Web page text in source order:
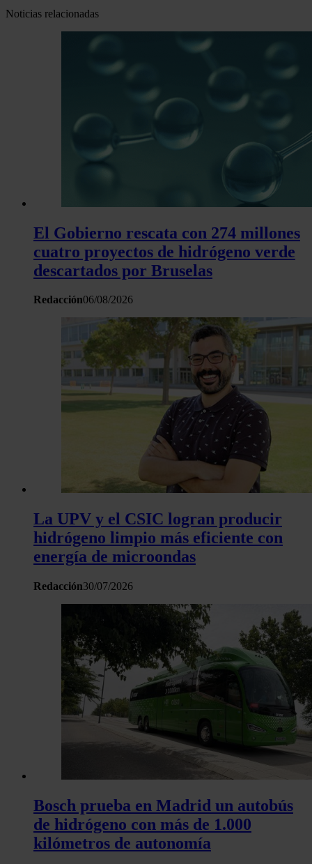
Noticias relacionadas
El Gobierno rescata con 274 millones
cuatro proyectos de hidrógeno verde
descartados por Bruselas
Redacción06/08/2026
La UPV y el CSIC logran producir
hidrógeno limpio más eficiente con
energía de microondas
Redacción30/07/2026
Bosch prueba en Madrid un autobús
de hidrógeno con más de 1.000
kilómetros de autonomía